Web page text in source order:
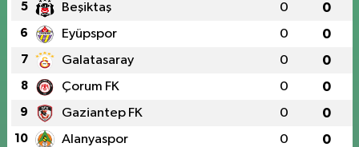
5 Beşiktaş 0 0
6 Eyüpspor 0 0
7 Galatasaray 0 0
8 Çorum FK 0 0
9 Gaziantep FK 0 0
10 Alanyaspor 0 0